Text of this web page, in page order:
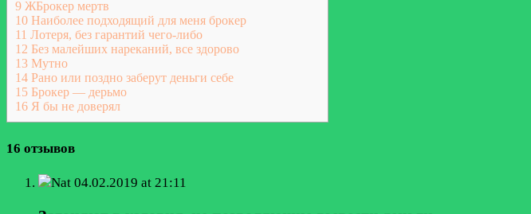
9 ЖБрокер мертв
10 Наиболее подходящий для меня брокер
11 Лотеря, без гарантий чего-либо
12 Без малейших нареканий, все здорово
13 Мутно
14 Рано или поздно заберут деньги себе
15 Брокер — дерьмо
16 Я бы не доверял
16 отзывов
Nat 04.02.2019 at 21:11